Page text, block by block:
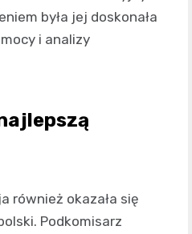
była jej doskonała
i analizy
również okazała się
Podkomisarz